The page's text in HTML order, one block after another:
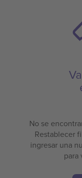
No se
Restablecer
ingresar una
para